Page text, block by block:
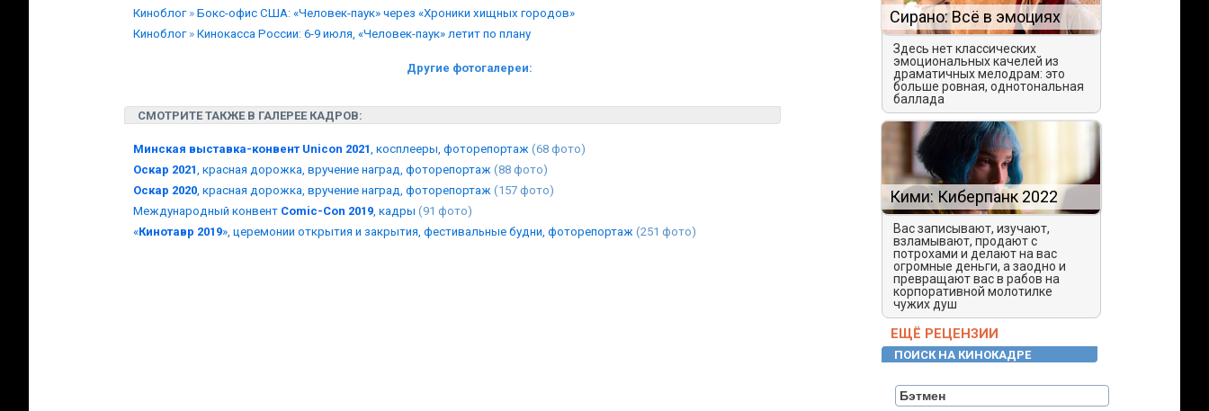
Киноблог» Бокс-офис США: «Человек-паук» через «Хроники хищных городов»
Киноблог» Кинокасса России: 6-9 июля, «Человек-паук» летит по плану
Другие фотогалереи:
СМОТРИТЕ ТАКЖЕ В ГАЛЕРЕЕ КАДРОВ:
Минская выставка-конвент Unicon 2021, косплееры, фоторепортаж (68 фото)
Оскар 2021, красная дорожка, вручение наград, фоторепортаж (88 фото)
Оскар 2020, красная дорожка, вручение наград, фоторепортаж (157 фото)
Международный конвент Comic-Con 2019, кадры (91 фото)
«Кинотавр 2019», церемонии открытия и закрытия, фестивальные будни, фоторепортаж (251 фото)
Сирано: Всё в эмоциях
Здесь нет классических
эмоциональных качелей из
драматичных мелодрам: это
больше ровная, однотональная
баллада
Кими: Киберпанк 2022
Вас записывают, изучают,
взламывают, продают с
потрохами и делают на вас
огромные деньги, а заодно и
превращают вас в рабов на
корпоративной молотилке
чужих душ
ЕЩЁ РЕЦЕНЗИИ
ПОИСК НА КИНОКАДРЕ